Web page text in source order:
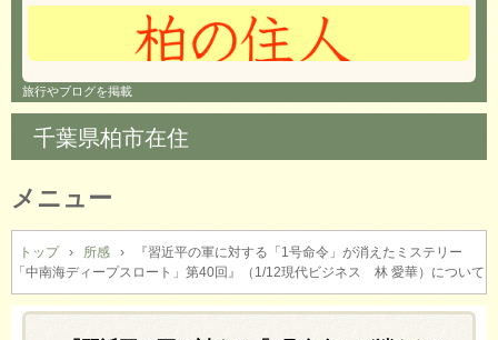
旅行やブログを掲載
千葉県柏市在住
メニュー
コ
ン
テ
ン
ツ
トップ › 所感 ›
『習近平の軍に対する「1号命令」が消えたミステリー
「中南海ディープスロート」第40回』（1/12現代ビジネス 林 愛華）について